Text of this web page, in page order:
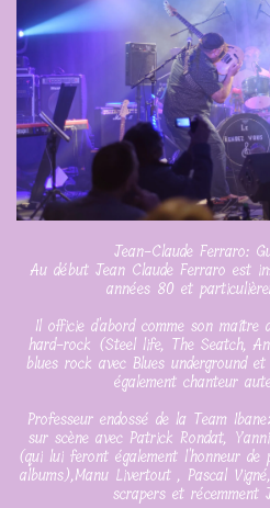
Jean-Claude Ferraro:
Au début Jean Claude Ferraro est
années 80 et
Il officie d'abord comme son maître
hard-rock (Steel life, The Seatch,
blues rock avec Blues underground
également chanteur
Professeur endossé de la Team
sur scène avec Patrick Rondat,
(qui lui feront également l'honneur
albums),Manu Livertout , Pascal
scrapers et récemment